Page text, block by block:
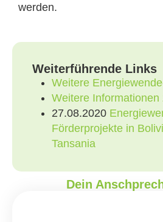
werden.
Weiterführende Links
Weitere
Weitere
27.08.2020
Förderprojekte in
Tansania
Dein